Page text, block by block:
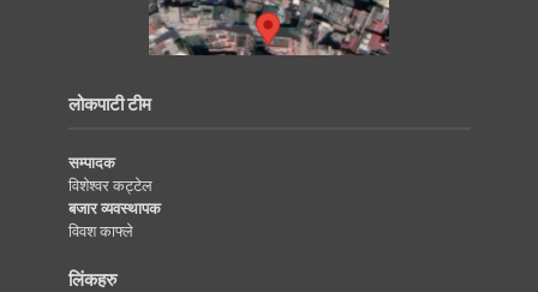
लोकपाटी टीम
सम्पादक
विशेश्वर कट्टेल
बजार व्यवस्थापक
विवश काफ्ले
लिंकहरु